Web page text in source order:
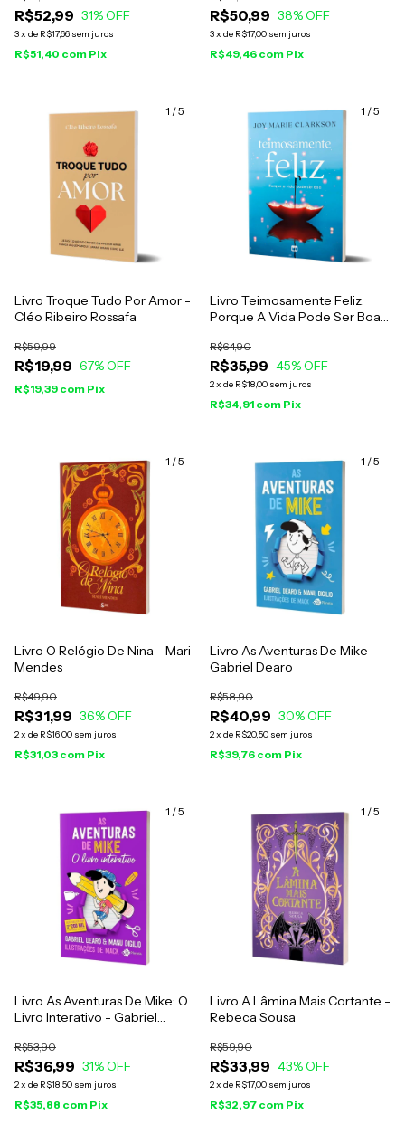
R$52,99 31% OFF
3x de R$17,66 sem juros
R$51,40 com Pix
R$50,99 38% OFF
3x de R$17,00 sem juros
R$49,46 com Pix
1 /5
Livro Troque Tudo Por Amor -
Cléo Ribeiro Rossafa
R$19,99
R$59,99
67% OFF
R$19,39 com Pix
1 /5
Livro Teimosamente Feliz:
Porque A Vida Pode Ser Boa -
R$35,99
R$64,90
45% OFF
2x de R$18,00 sem juros
R$34,91 com Pix
1 /5
Livro O Relógio De Nina - Mari
Mendes
R$31,99
R$49,90
36% OFF
2x de R$16,00 sem juros
R$31,03 com Pix
1 /5
Livro As Aventuras De Mike -
Gabriel Dearo
R$40,99
R$58,90
30% OFF
2x de R$20,50 sem juros
R$39,76 com Pix
1 /5
Livro As Aventuras De Mike: O
Livro Interativo - Gabriel
R$36,99
R$53,90
31% OFF
2x de R$18,50 sem juros
R$35,88 com Pix
1 /5
Livro A Lâmina Mais Cortante -
Rebeca Sousa
R$33,99
R$59,90
43% OFF
2x de R$17,00 sem juros
R$32,97 com Pix